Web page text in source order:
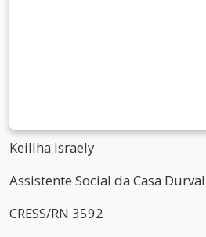
Keillha Israely
Assistente Social da Casa
CRESS/RN 3592